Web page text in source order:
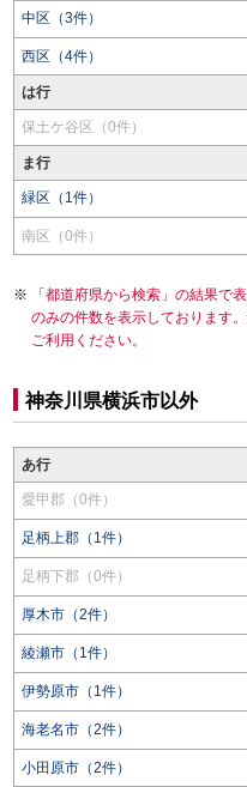
中区（3件）
西区（4件）
は行
保土ケ谷区（0件）
ま行
緑区（1件）
南区（0件）
「都道府県から検索」の結果で
のみの件数を表示しております
ご利用ください。
神奈川県横浜市以外
あ行
愛甲郡（0件）
足柄上郡（1件）
足柄下郡（0件）
厚木市（2件）
綾瀬市（1件）
伊勢原市（1件）
海老名市（2件）
小田原市（2件）